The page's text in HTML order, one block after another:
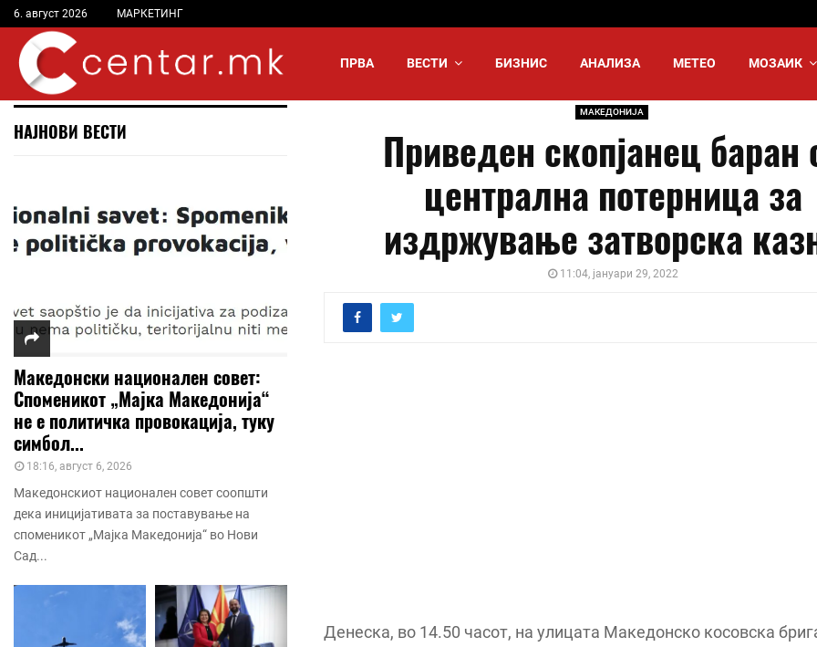
6. август 2026 МАРКЕТИНГ
ПРВА ВЕСТИ БИЗНИС АНАЛИЗА МЕТЕО МОЗАИК
МАКЕДОНИЈА
Приведен скопјанец баран
централна потерница за
издржување затворска
11:04, јануари 29, 2022
Денеска, во 14.50 часот, на улицата Македонско косовска
НАЈНОВИ ВЕСТИ
Македонски национален совет:
Споменикот „Мајка Македонија“
не е политичка провокација, туку
симбол...
18:16, август 6, 2026
Македонскиот национален совет соопшти
дека иницијативата за поставување на
споменикот „Мајка Македонија“ во Нови
Сад...